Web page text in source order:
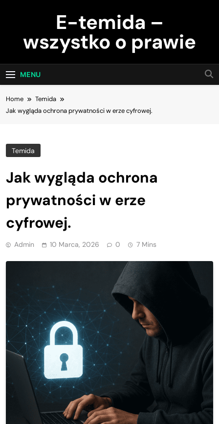
E-temida –
wszystko o prawie
MENU
Home
Temida
Jak wygląda ochrona prywatności w erze cyfrowej.
Temida
Jak wygląda ochrona
prywatności w erze
cyfrowej.
Admin 10 Marca, 2026 0 7 Mins